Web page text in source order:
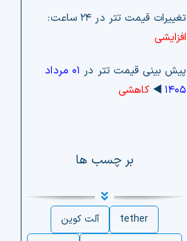
تغییرات قیمت تتر در ۲۴ ساعت:
افزایشی
پیش بینی قیمت تتر در
۰۱ مرداد
۱۴۰۵ ◀️ کاهشی
بر چسب ها
tether
آلت کوین